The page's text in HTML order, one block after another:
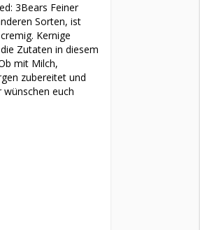
3Bears Feiner
Sorten, ist
Kernige
Zutaten in diesem
mit Milch,
zubereitet und
euch